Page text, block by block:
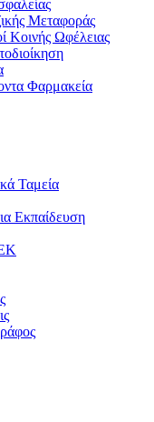
Μεταφοράς
Κοινής Ωφέλειας
Φαρμακεία
Ταμεία
Εκπαίδευση